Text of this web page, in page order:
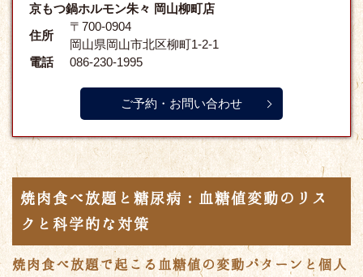
京もつ鍋ホルモン朱々 岡山柳町店
住所
〒700-0904
岡山県岡山市北区柳町1-2-1
電話
086-230-1995
ご予約・お問い合わせ
焼肉食べ放題と糖尿病：血糖値変動のリス
クと科学的な対策
焼肉食べ放題で起こる血糖値の変動パターンと個人